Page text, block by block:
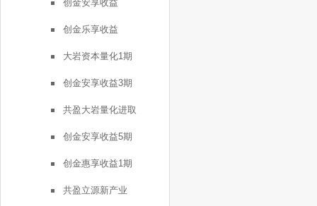
创金安享收益
创金乐享收益
大岩资本量化1期
创金安享收益3期
共盈大岩量化进取
创金安享收益5期
创金惠享收益1期
共盈立源新产业